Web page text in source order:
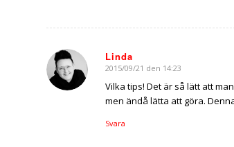
Linda
says:
2015/09/21 den 14:23
Vilka tips! Det är så lätt att
men ändå lätta att göra.
Svara